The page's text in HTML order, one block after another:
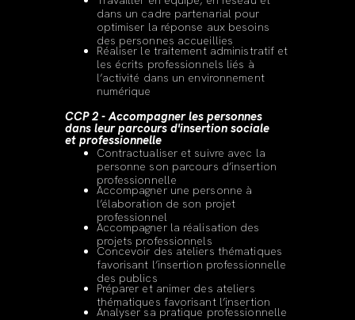
dans un cadre partenarial pour
optimiser la réponse aux besoins
des personnes accueillies
Réaliser le traitement administratif et
les écrits professionnels liés à
l’activité dans un environnement
numérique
CCP 2 - Accompagner les personnes
dans leur parcours d'insertion sociale
et professionnelle
Contractualiser et suivre avec la
personne son parcours d’insertion
professionnelle
Accompagner une personne à
l’élaboration de son projet
professionnel
Accompagner la réalisation des
projets professionnels
Concevoir des ateliers thématiques
favorisant l’insertion professionnelle
des publics
Préparer et animer des ateliers
thématiques favorisant l’insertion
Analyser sa pratique professionnelle